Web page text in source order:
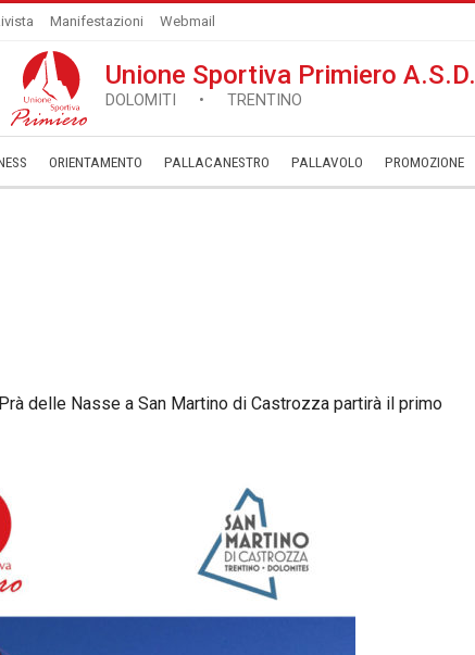
Manifestazioni Webmail
Unione Sportiva Primiero A.S.D.
DOLOMITI • TRENTINO
ORIENTAMENTO PALLACANESTRO PALLAVOLO ­PROMOZIONE
delle Nasse a San Martino di Castrozza partirà il primo